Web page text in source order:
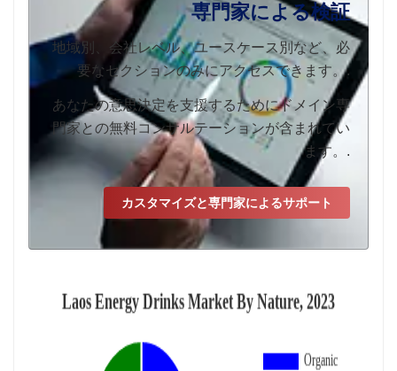
専門家による検証
地域別、会社レベル、ユースケース別など、必
要なセクションのみにアクセスできます。.
あなたの意思決定を支援するためにドメイン専
門家との無料コンサルテーションが含まれてい
ます。.
カスタマイズと専門家によるサポート